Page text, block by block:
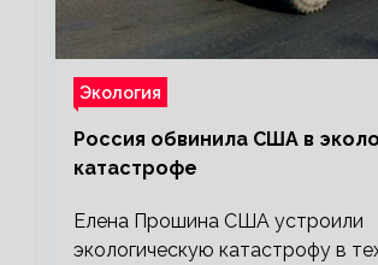
Экология
Россия обвинила США в
катастрофе
Елена Прошина США устроили
экологическую катастрофу в